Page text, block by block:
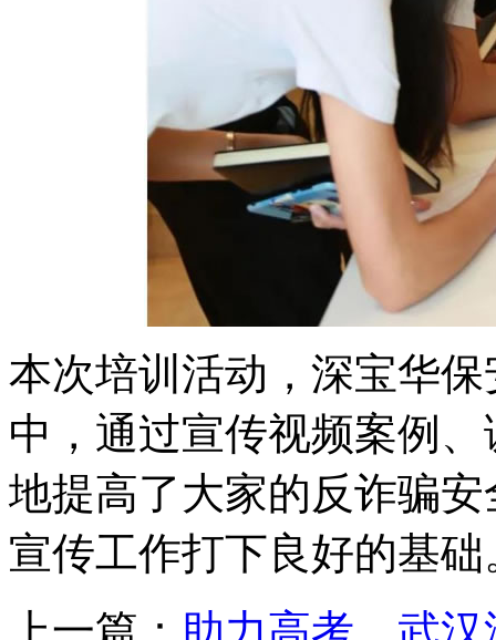
本次培训活动，深宝华
中，通过宣传视频案例
地提高了大家的反诈骗
宣传工作打下良好的基础